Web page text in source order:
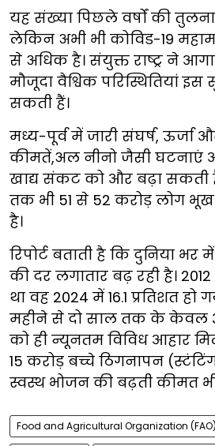
यह संख्या पिछले वर्षों की
लेकिन अभी भी कोविड-19
से अधिक है। संयुक्त राष्ट्र ने
मौजूदा वैश्विक परिस्थितियां
सकती हैं।
मध्य-पूर्व में जारी संघर्ष, ऊर्जा
कीमतें,अल नीनो जैसी घटनाएं
खाद्य संकट को और बढ़ा सकती
तक भी 51 से 52 करोड़ लोग
है।
रिपोर्ट बताती है कि दुनिया
की दर लगातार बढ़ रही है। 2012
था वह 2024 में 16.1 प्रतिशत हो
महीने से दो साल तक के केवल
को ही न्यूनतम विविध आहार
15 करोड़ बच्चे ठिगनापन
स्वस्थ भोजन की बढ़ती कीमत
Food and Agricultural Organization (FAO)